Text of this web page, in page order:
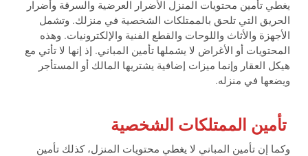
يغطي تأمين محتويات المنزل الأضرار العرضية والسرقة وأضرار
الحريق التي تلحق بالممتلكات الشخصية في منزلك. وتشمل
الأجهزة والأثاث واللوحات والقطع الفنية والإلكترونيات. وهذه
المحتويات أو الأغراض لا يشملها تأمين المباني. إذ إنها لا تأتي مع
هيكل العقار وإنما ميزات إضافية يشتريها المالك أو المستأجر
ويضعها في منزله.
تأمين الممتلكات الشخصية
وكما إن تأمين المباني لا يغطي محتويات المنزل، كذلك تأمين